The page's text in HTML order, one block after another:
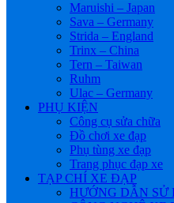
Maruishi – Japan
Sava – Germany
Strida – England
Trinx – China
Tern – Taiwan
Ruhm
Ulac – Germany
PHỤ KIỆN
Công cụ sửa chữa
Đồ chơi xe đạp
Phụ tùng xe đạp
Trang phục đạp xe
TẠP CHÍ XE ĐẠP
HƯỚNG DẪN SỬ